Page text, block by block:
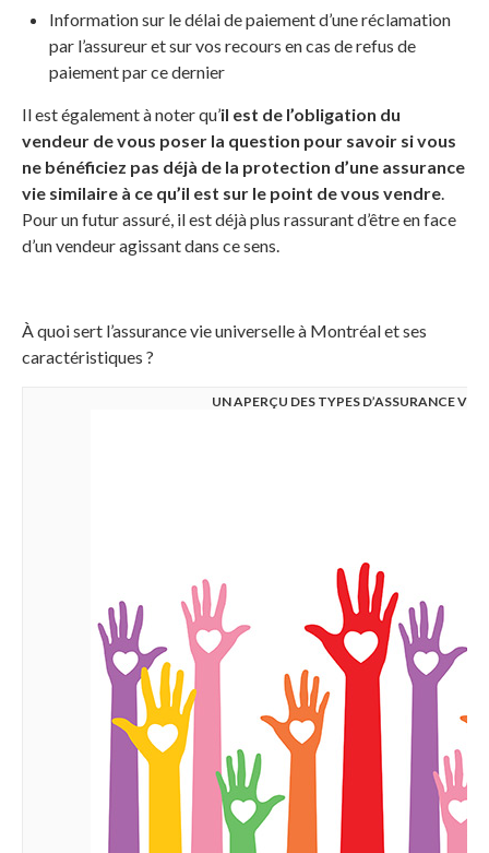
Information sur le délai de paiement d’une réclamation
par l’assureur et sur vos recours en cas de refus de
paiement par ce dernier
Il est également à noter qu’il est de l’obligation du
vendeur de vous poser la question pour savoir si vous
ne bénéficiez pas déjà de la protection d’une assurance
vie similaire à ce qu’il est sur le point de vous vendre.
Pour un futur assuré, il est déjà plus rassurant d’être en face
d’un vendeur agissant dans ce sens.
À quoi sert l’assurance vie universelle à Montréal et ses
caractéristiques ?
UN APERÇU DES TYPES D’ASSURANCE VIE